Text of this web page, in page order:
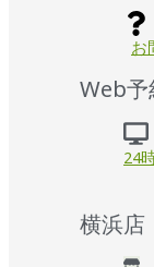
お
Web予
24
横浜店